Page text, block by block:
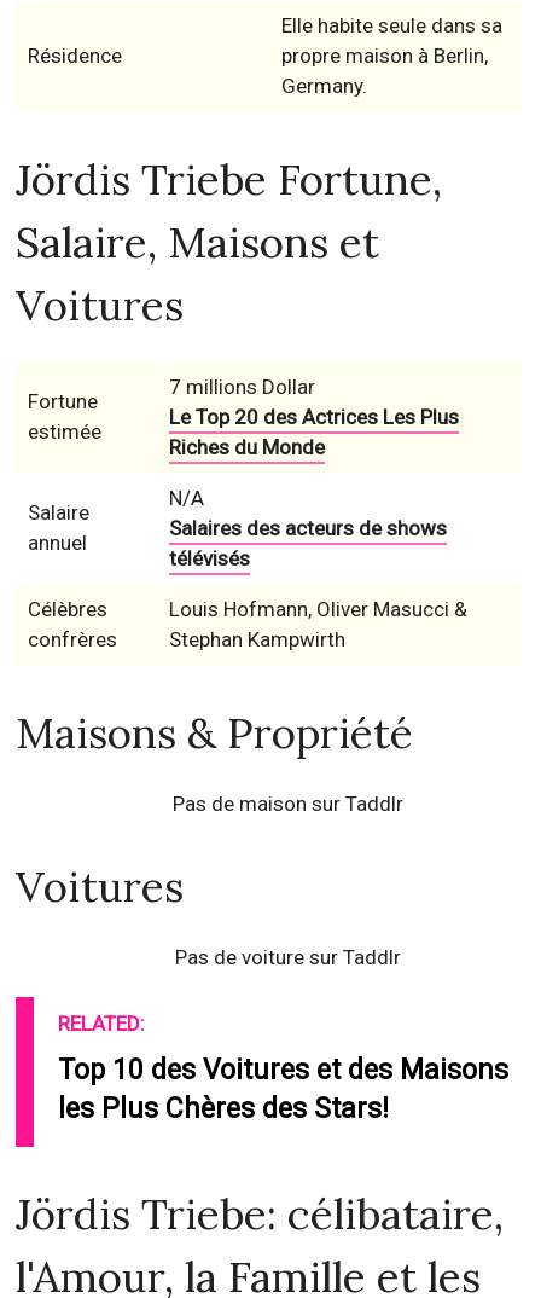
Résidence
Elle habite seule dans sa
propre maison à Berlin,
Germany.
Jördis Triebe Fortune,
Salaire, Maisons et
Voitures
Fortune
estimée
7 millions Dollar
Le Top 20 des Actrices Les Plus
Riches du Monde
Salaire
annuel
N/A
Salaires des acteurs de shows
télévisés
Célèbres
confrères
Louis Hofmann, Oliver Masucci &
Stephan Kampwirth
Maisons & Propriété
Pas de maison sur Taddlr
Voitures
Pas de voiture sur Taddlr
RELATED:
Top 10 des Voitures et des Maisons
les Plus Chères des Stars!
Jördis Triebe: célibataire,
l'Amour, la Famille et les